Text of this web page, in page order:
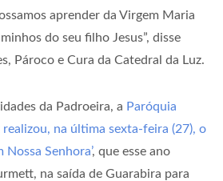
aprender da Virgem Maria
do seu filho Jesus”, disse
Pároco e Cura da Catedral da Luz.
da Padroeira, a Paróquia
realizou, na última sexta-feira (27), o
Senhora’, que esse ano
na saída de Guarabira para